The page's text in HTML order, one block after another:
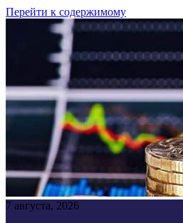
Перейти к содержимому
7 августа, 2026